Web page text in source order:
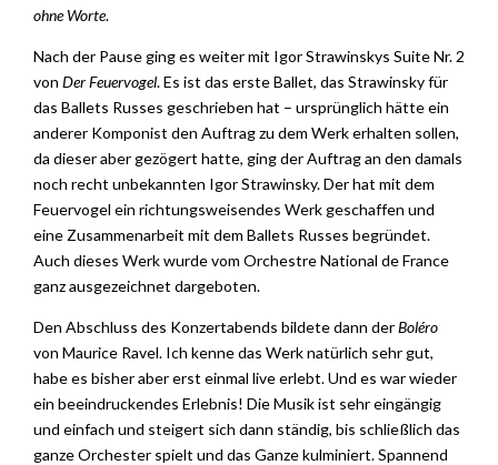
ohne Worte.
Nach der Pause ging es weiter mit Igor Strawinskys Suite Nr. 2
von Der Feuervogel. Es ist das erste Ballet, das Strawinsky für
das Ballets Russes geschrieben hat – ursprünglich hätte ein
anderer Komponist den Auftrag zu dem Werk erhalten sollen,
da dieser aber gezögert hatte, ging der Auftrag an den damals
noch recht unbekannten Igor Strawinsky. Der hat mit dem
Feuervogel ein richtungsweisendes Werk geschaffen und
eine Zusammenarbeit mit dem Ballets Russes begründet.
Auch dieses Werk wurde vom Orchestre National de France
ganz ausgezeichnet dargeboten.
Den Abschluss des Konzertabends bildete dann derBoléro
von Maurice Ravel. Ich kenne das Werk natürlich sehr gut,
habe es bisher aber erst einmal live erlebt. Und es war wieder
ein beeindruckendes Erlebnis! Die Musik ist sehr eingängig
und einfach und steigert sich dann ständig, bis schließlich das
ganze Orchester spielt und das Ganze kulminiert. Spannend